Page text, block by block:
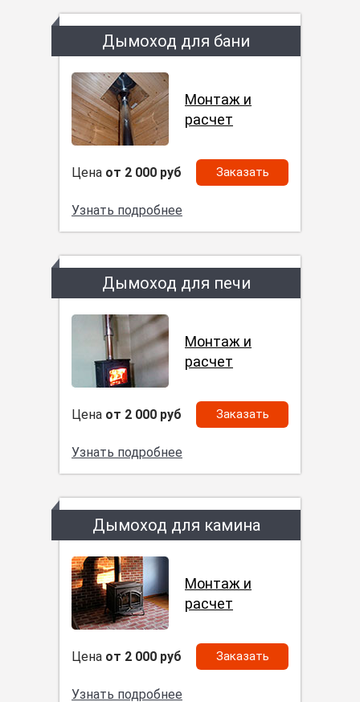
Дымоход для бани
Монтаж и
расчет
Цена от 2 000 руб Заказать
Узнать подробнее
Дымоход для печи
Монтаж и
расчет
Цена от 2 000 руб Заказать
Узнать подробнее
Дымоход для камина
Монтаж и
расчет
Цена от 2 000 руб Заказать
Узнать подробнее